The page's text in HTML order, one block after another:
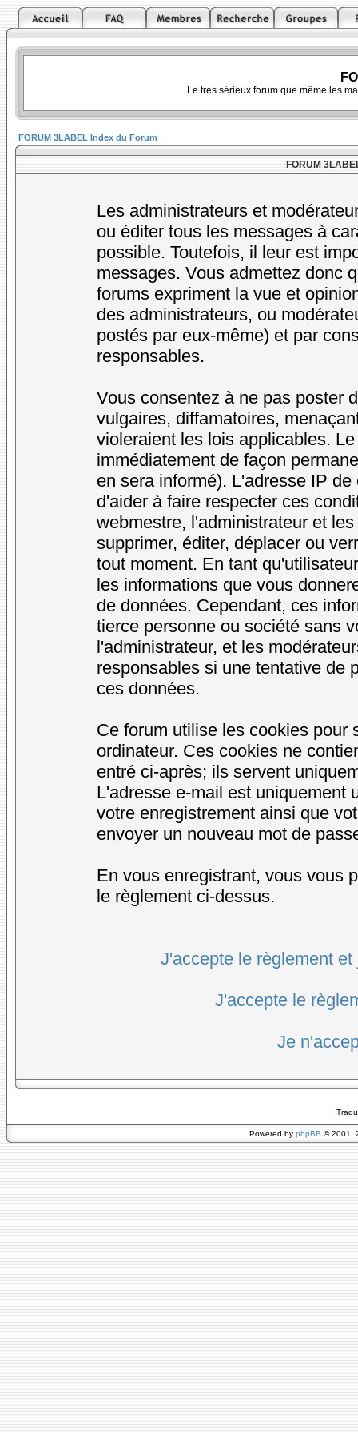
Le très sérieux forum que même les
FORUM 3LABEL Index du Forum
FORUM
Les administrateurs et
ou éditer tous les messages à
possible. Toutefois, il leur est
messages. Vous admettez donc
forums expriment la vue et
des administrateurs, ou
postés par eux-même) et par
responsables.
Vous consentez à ne pas poster
vulgaires, diffamatoires,
violeraient les lois applicables.
immédiatement de façon
en sera informé). L'adresse IP
d'aider à faire respecter ces
webmestre, l'administrateur et
supprimer, éditer, déplacer ou
tout moment. En tant
les informations que vous
de données. Cependant, ces
tierce personne ou société sans
l'administrateur, et les
responsables si une tentative de
ces données.
Ce forum utilise les cookies pour
ordinateur. Ces cookies ne
entré ci-après; ils servent
L'adresse e-mail est uniquement
votre enregistrement ainsi que
envoyer un nouveau mot de
En vous enregistrant, vous vous
le règlement ci-dessus.
J'accepte le règlement
J'accepte le
Je
Powered by phpBB © 2001,